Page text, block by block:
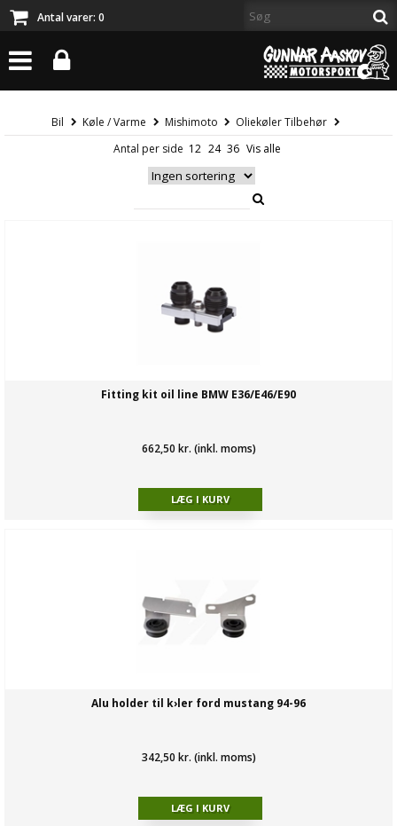
Antal varer: 0
Bil Køle / Varme Mishimoto
Oliekøler Tilbehør
Antal per side
Fitting kit oil line BMW E36/E46/E90
662,50 kr. (inkl. moms)
Alu holder til k›ler ford mustang 94-96
342,50 kr. (inkl. moms)